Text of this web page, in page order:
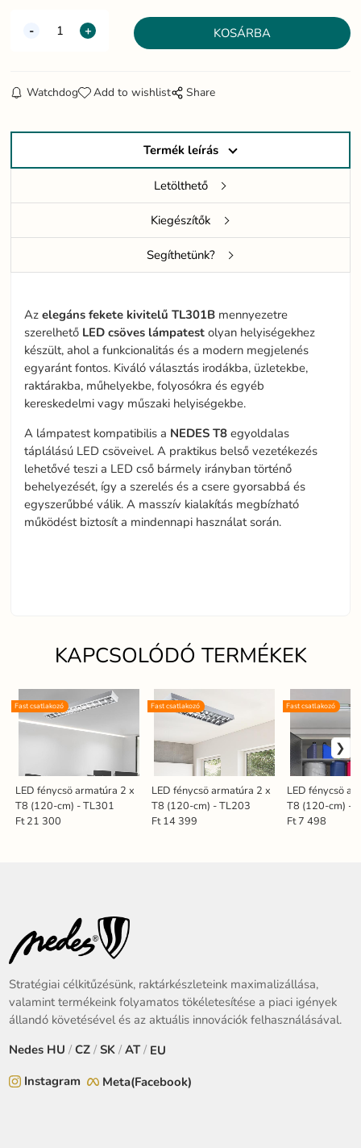
Watchdog Add to wishlist Share
Termék leírás
Letölthető
Kiegészítők
Segíthetünk?
Azelegáns fekete kivitelű TL301B mennyezetre
szerelhető LED csöves lámpatest olyan helyiségekhez
készült, ahol a funkcionalitás és a modern megjelenés
egyaránt fontos. Kiváló választás irodákba, üzletekbe,
raktárakba, műhelyekbe, folyosókra és egyéb
kereskedelmi vagy műszaki helyiségekbe.
A lámpatest kompatibilis a NEDES T8 egyoldalas
táplálású LED csöveivel. A praktikus belső vezetékezés
lehetővé teszi a LED cső bármely irányban történő
behelyezését, így a szerelés és a csere gyorsabbá és
egyszerűbbé válik. A masszív kialakítás megbízható
működést biztosít a mindennapi használat során.
KAPCSOLÓDÓ TERMÉKEK
LED fénycsö armatúra 2 x
T8 (120-cm) - TL301
Fast csatlakozó
Ft 21 300
LED fénycsö armatúra 2 x
T8 (120-cm) - TL203
Fast csatlakozó
Ft 14 399
LED fénycsö
T8 (120-cm) -
Fast csatlakozó
Ft 7 498
Stratégiai célkitűzésünk, raktárkészleteink maximalizállása,
valamint termékeink folyamatos tökéletesítése a piaci igények
állandó követésével és az aktuális innovációk felhasználásával.
Nedes HU /CZ /SK / AT/ EU
Instagram
Meta(Facebook)